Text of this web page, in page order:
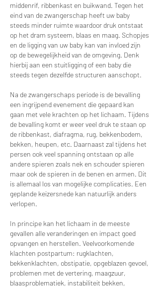
middenrif, ribbenkast en buikwand. Tegen het
eind van de zwangerschap heeft uw baby
steeds minder ruimte waardoor druk ontstaat
op het dram systeem, blaas en maag. Schopjes
en de ligging van uw baby kan van invloed zijn
op de bewegelijkheid van de omgeving. Denk
hierbij aan een stuitligging of een baby die
steeds tegen dezelfde structuren aanschopt.
Na de zwangerschaps periode is de bevalling
een ingrijpend evenement die gepaard kan
gaan met vele krachten op het lichaam. Tijdens
de bevalling komt er weer veel druk te staan op
de ribbenkast, diafragma, rug, bekkenbodem,
bekken, heupen, etc. Daarnaast zal tijdens het
persen ook veel spanning ontstaan op alle
andere spieren zoals nek en schouder spieren
maar ook de spieren in de benen en armen. Dit
is allemaal los van mogelijke complicaties. Een
geplande keizersnede kan natuurlijk anders
verlopen.
In principe kan het lichaam in de meeste
gevallen alle veranderingen en impact goed
opvangen en herstellen. Veelvoorkomende
klachten postpartum: rugklachten,
bekkenklachten, obstipatie, opgeblazen gevoel,
problemen met de vertering, maagzuur,
blaasproblematiek, instabiliteit bekken,